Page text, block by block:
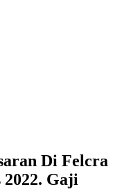
Di Felcra
2022. Gaji